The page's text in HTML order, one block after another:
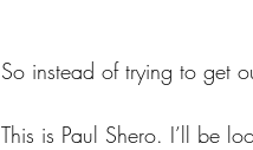
So instead of trying to get
This is Paul Shero. I’ll be